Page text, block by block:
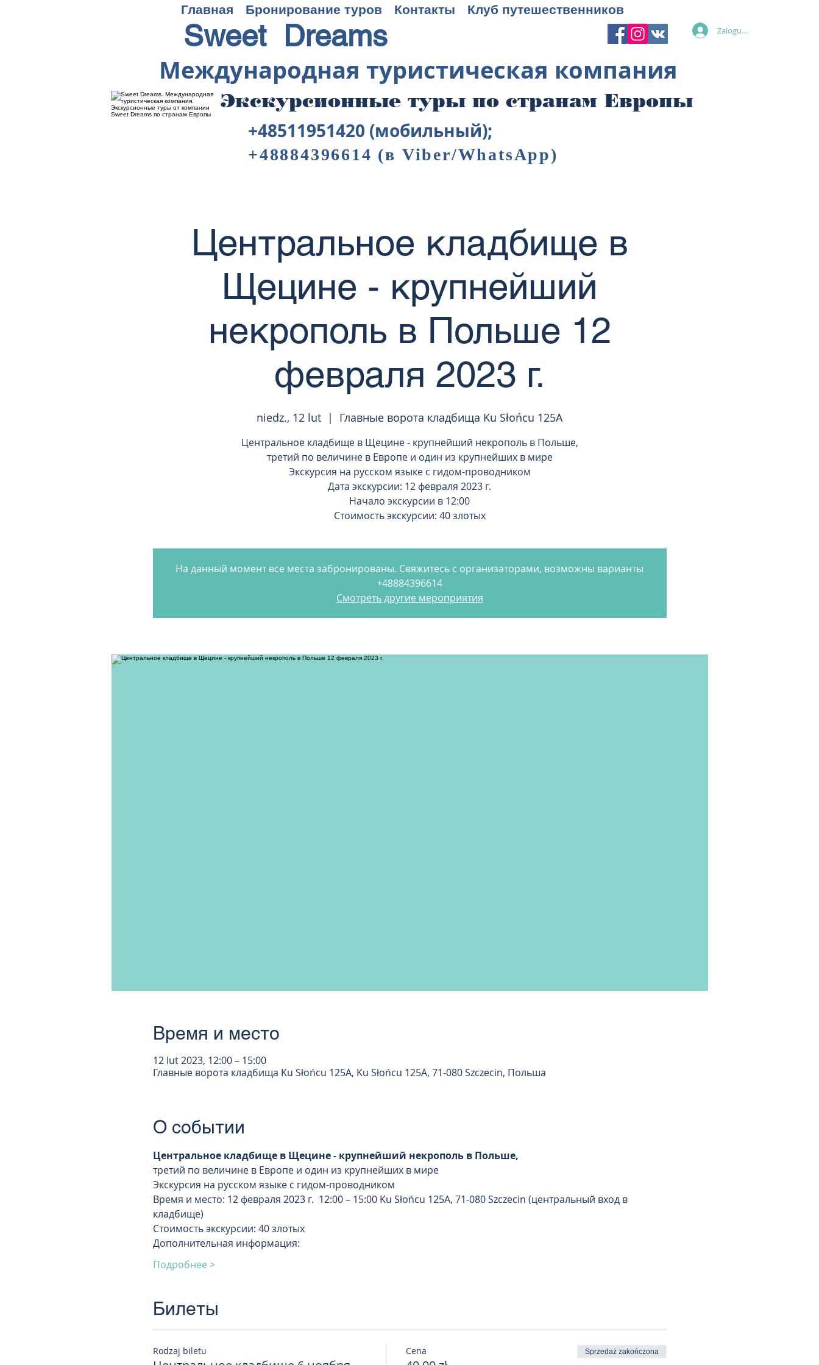
Главная Бронирование туров Контакты Клуб путешественников
Sweet Dreams Zaloguj się
Международная туристическая компания
+48511951420 (мобильный);
+48884396614 (в Viber/WhatsApp)
Экскурсионные туры по странам Европы
Центральное кладбище в
Щецине - крупнейший
некрополь в Польше 12
февраля 2023 г.
niedz., 12 lut
  |
Главные ворота кладбища Ku Słońcu 125A
Центральное кладбище в Щецине - крупнейший некрополь в Польше,
третий по величине в Европе и один из крупнейших в мире
Экскурсия на русском языке с гидом-проводником
Дата экскурсии: 12 февраля 2023 г.
Начало экскурсии в 12:00
Стоимость экскурсии: 40 злотых
На данный момент все места забронированы. Свяжитесь с организаторами, возможны варианты
+48884396614
Смотреть другие мероприятия
Время и место
12 lut 2023, 12:00 – 15:00
Главные ворота кладбища Ku Słońcu 125A, Ku Słońcu 125A, 71-080 Szczecin, Польша
О событии
Центральное кладбище в Щецине - крупнейший некрополь в Польше,
третий по величине в Европе и один из крупнейших в мире
Экскурсия на русском языке с гидом-проводником
Время и место: 12 февраля 2023 г.  12:00 – 15:00 Ku Słońcu 125A, 71-080 Szczecin (центральный вход в
кладбище)
Стоимость экскурсии: 40 злотых
Дополнительная информация:
Подробнее >
Билеты
Rodzaj biletu Cena Sprzedaż zakończona